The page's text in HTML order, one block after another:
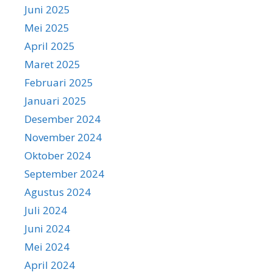
Juni 2025
Mei 2025
April 2025
Maret 2025
Februari 2025
Januari 2025
Desember 2024
November 2024
Oktober 2024
September 2024
Agustus 2024
Juli 2024
Juni 2024
Mei 2024
April 2024